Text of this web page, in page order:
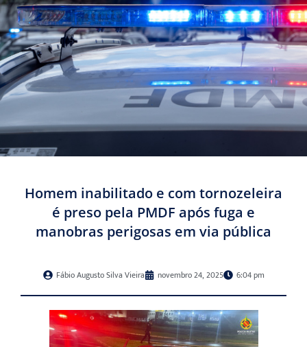
Homem inabilitado e com tornozeleira
é preso pela PMDF após fuga e
manobras perigosas em via pública
Fábio Augusto Silva Vieira novembro 24, 2025 6:04 pm